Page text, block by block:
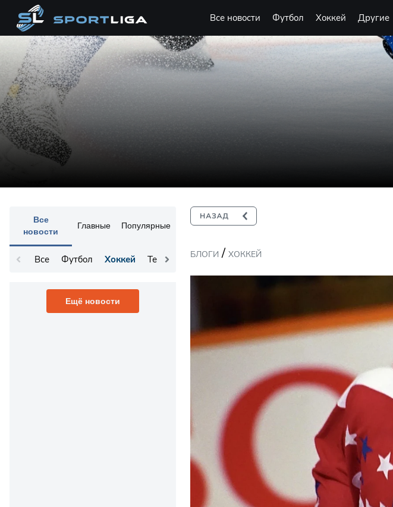
Все новости Футбол Хоккей Другие
Все
новости
Главные Популярные
Все Футбол Хоккей Теннис Остальное
Ещё новости
БЛОГИ / ХОККЕЙ